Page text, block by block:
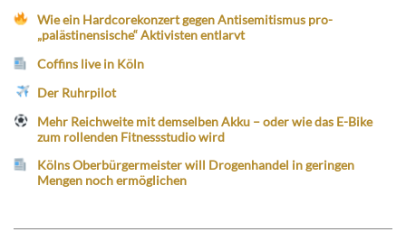
Wie ein Hardcorekonzert gegen Antisemitismus pro-
„palästinensische“ Aktivisten entlarvt
Coffins live in Köln
Der Ruhrpilot
Mehr Reichweite mit demselben Akku – oder wie das E-Bike
zum rollenden Fitnessstudio wird
Kölns Oberbürgermeister will Drogenhandel in geringen
Mengen noch ermöglichen